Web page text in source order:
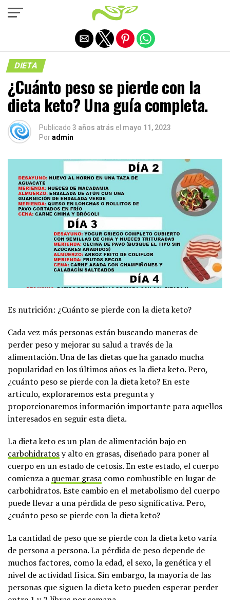
DIETA
¿Cuánto peso se pierde con la
dieta keto? Una guía completa.
Publicado 3 años atrás el mayo 11, 2023
Poradmin
Es nutrición: ¿Cuánto se pierde con la dieta keto?
Cada vez más personas están buscando maneras de
perder peso y mejorar su salud a través de la
alimentación. Una de las dietas que ha ganado mucha
popularidad en los últimos años es la dieta keto. Pero,
¿cuánto peso se pierde con la dieta keto? En este
artículo, exploraremos esta pregunta y
proporcionaremos información importante para aquellos
interesados en seguir esta dieta.
La dieta keto es un plan de alimentación bajo en
carbohidratosy alto en grasas, diseñado para poner al
cuerpo en un estado de cetosis. En este estado, el cuerpo
comienza a quemar grasa como combustible en lugar de
carbohidratos. Este cambio en el metabolismo del cuerpo
puede llevar a una pérdida de peso significativa. Pero,
¿cuánto peso se pierde con la dieta keto?
La cantidad de peso que se pierde con la dieta keto varía
de persona a persona. La pérdida de peso depende de
muchos factores, como la edad, el sexo, la genética y el
nivel de actividad física. Sin embargo, la mayoría de las
personas que siguen la dieta keto pueden esperar perder
Salir de la versión móvil